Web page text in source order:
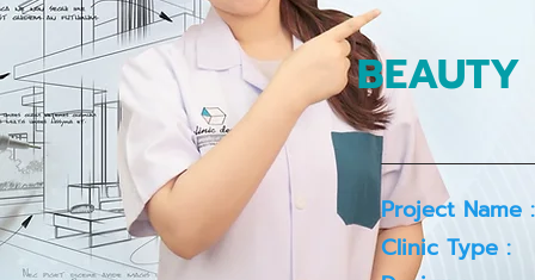
BEAUTY
Project Name :
Clinic Type :